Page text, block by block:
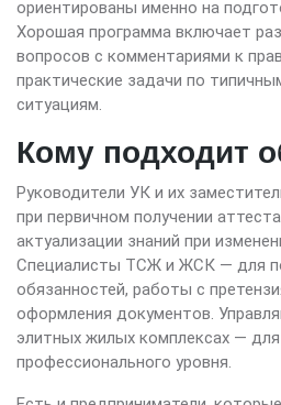
ориентированы именно на
Хорошая программа включает
вопросов с комментариями к
практические задачи по
ситуациям.
Кому подходит
Руководители УК и их
при первичном получении
актуализации знаний при
Специалисты ТСЖ и ЖСК — для
обязанностей, работы с
оформления документов.
элитных жилых комплексах —
профессионального уровня.